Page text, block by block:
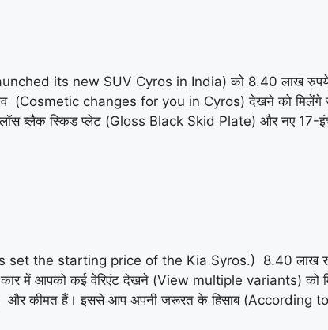
its new SUV Cyros in India) को 8.40 लाख
(Cosmetic changes for you in Cyros) देखने को मिलेंगे जैसे
स्किड प्लेट (Gloss Black Skid Plate) और नए 17-इंच
set the starting price of the Kia Syros.) 8.40 लाख
में आपको कई वेरिएंट देखने (View multiple variants) को
और कीमत हैं। इससे आप अपनी जरूरत के हिसाब (According